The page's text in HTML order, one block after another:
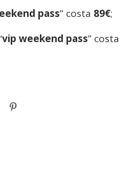
pass” costa 89€;
vip weekend pass” costa